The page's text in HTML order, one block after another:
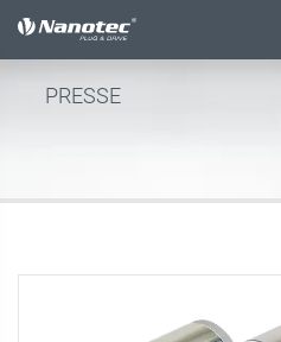
Aktive Kombination
PRESSE